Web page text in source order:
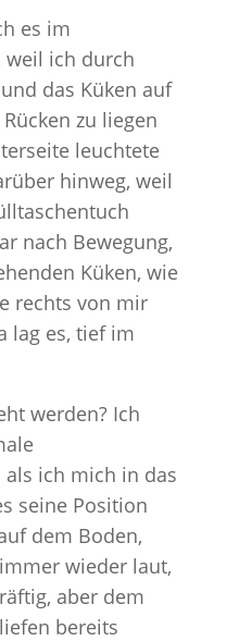
es im
weil ich durch
das Küken auf
zu liegen
leuchtete
hinweg, weil
nach Bewegung,
Küken, wie
rechts von mir
lag es, tief im
werden? Ich
als ich mich in das
seine Position
dem Boden,
wieder laut,
aber dem
bereits